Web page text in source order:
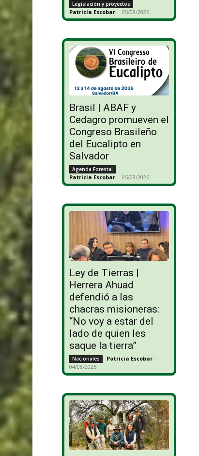
Legislación y proyectos
Patricia Escobar - 05/08/2026
Brasil | ABAF y
Cedagro promueven el
Congreso Brasileño
del Eucalipto en
Salvador
Agenda Forestal
Patricia Escobar - 05/08/2026
Ley de Tierras |
Herrera Ahuad
defendió a las
chacras misioneras:
“No voy a estar del
lado de quien les
saque la tierra”
Nacionales Patricia Escobar -
04/08/2026